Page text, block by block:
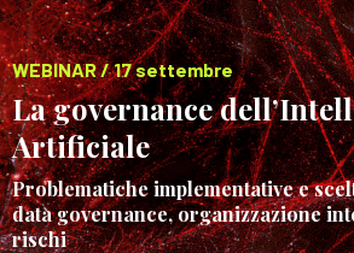
WEBINAR / 17 settembre
La governance
Artificiale
Problematiche implementative e
data governance, organizzazione
rischi